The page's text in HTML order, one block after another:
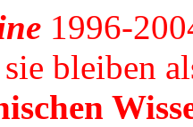
1996-
bleiben